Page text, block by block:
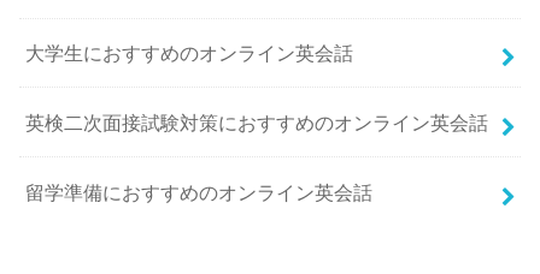
大学生におすすめのオンライン英会話
英検二次面接試験対策におすすめのオンライン英会話
留学準備におすすめのオンライン英会話